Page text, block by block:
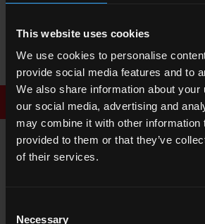
This website uses cookies
We use cookies to personalise
provide social media features and to
We also share information about your
our social media, advertising and
may combine it with other information
provided to them or that they’ve
of their services.
Necessary
Scarica la brochure Richiedi
RICHIEDI
Cerchi un rivenditore o una soluzione